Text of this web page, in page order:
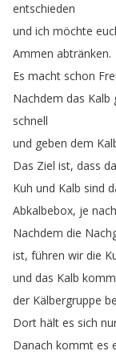
entschieden
und ich möchte
Ammen abtränken.
Es macht schon
Nachdem das Kalb
schnell
und geben dem
Das Ziel ist, dass
Kuh und Kalb sind
Abkalbebox, je
Nachdem die
ist, führen wir die
und das Kalb
der Kälbergruppe
Dort hält es sich
Danach kommt es